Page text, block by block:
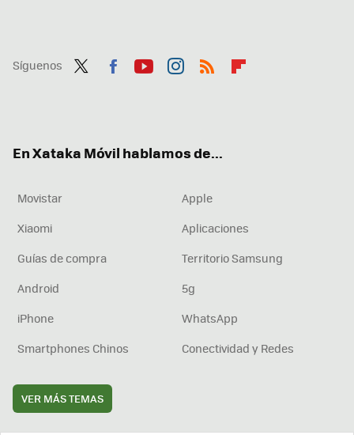
Síguenos
En Xataka Móvil hablamos de...
Movistar
Apple
Xiaomi
Aplicaciones
Guías de compra
Territorio Samsung
Android
5g
iPhone
WhatsApp
Smartphones Chinos
Conectividad y Redes
VER MÁS TEMAS